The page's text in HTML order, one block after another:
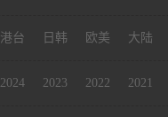
港台 日韩 欧美 大陆
2024 2023 2022 2021